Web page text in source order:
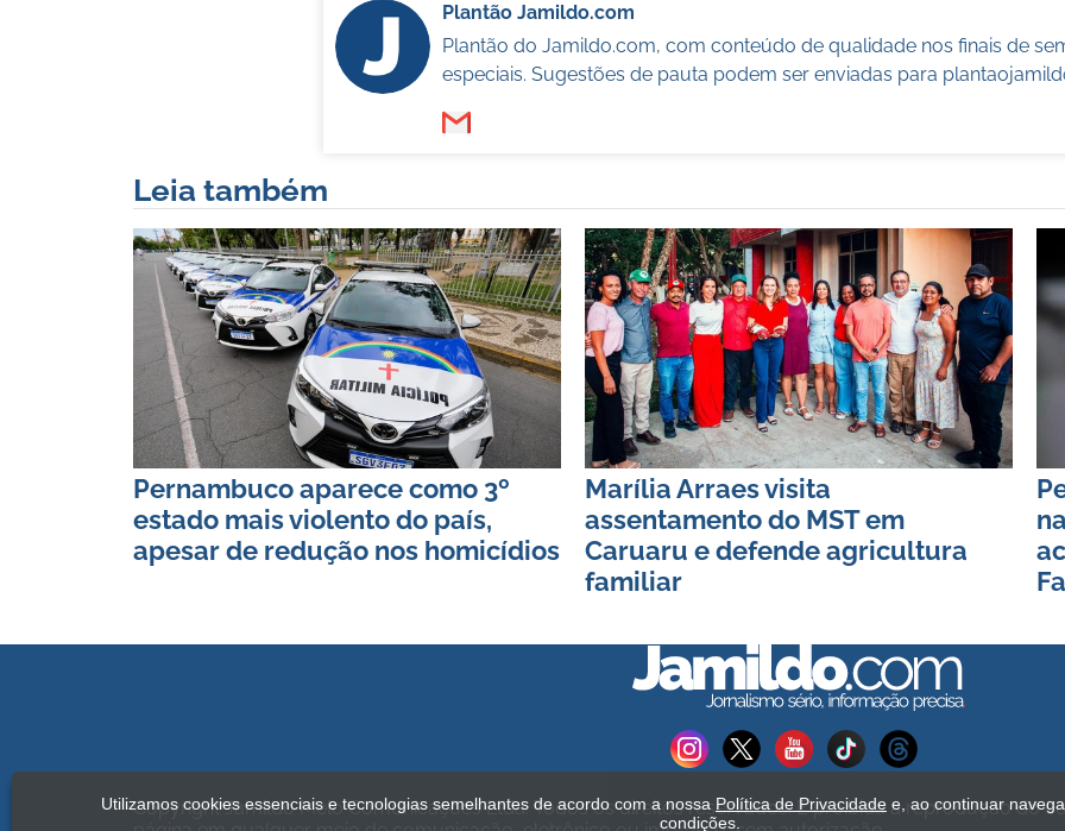
Plantão Jamildo.com
Plantão do Jamildo.com, com conteúdo de qualidade nos finais de
especiais. Sugestões de pauta podem ser enviadas para
Leia também
Pernambuco aparece como 3º
estado mais violento do país,
apesar de redução nos homicídios
Marília Arraes visita
assentamento do MST em
Caruaru e defende agricultura
familiar
Copyright Jamildo Melo Comunicações Ltda. Todos os direitos reservados. É proibida a reprodução do
Utilizamos cookies essenciais e tecnologias semelhantes de acordo com a nossa Política de Privacidade e, ao continuar
condições.